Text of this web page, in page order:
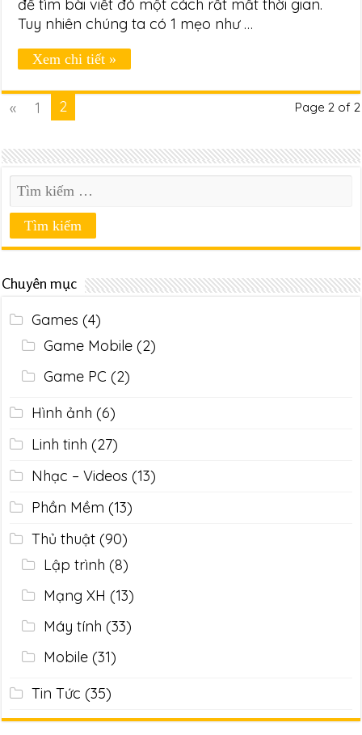
để tìm bài viết đó một cách rất mất thời gian.
Tuy nhiên chúng ta có 1 mẹo như …
Xem chi tiết »
Page 2 of 2
« 1 2
Chuyên mục
Games (4)
Game Mobile(2)
Game PC (2)
Hình ảnh (6)
Linh tinh (27)
Nhạc – Videos (13)
Phần Mềm (13)
Thủ thuật(90)
Lập trình (8)
Mạng XH (13)
Máy tính (33)
Mobile(31)
Tin Tức (35)